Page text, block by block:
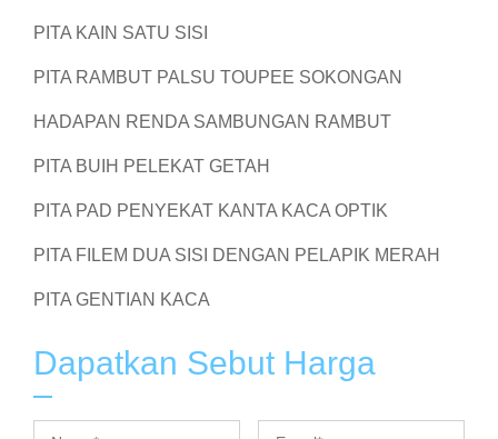
PITA KAIN SATU SISI
PITA RAMBUT PALSU TOUPEE SOKONGAN
HADAPAN RENDA SAMBUNGAN RAMBUT
PITA BUIH PELEKAT GETAH
PITA PAD PENYEKAT KANTA KACA OPTIK
PITA FILEM DUA SISI DENGAN PELAPIK MERAH
PITA GENTIAN KACA
Dapatkan Sebut Harga